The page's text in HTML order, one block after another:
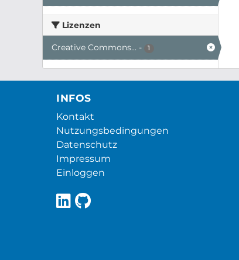
Lizenzen
Creative Commons... - 1
INFOS
Kontakt
Nutzungsbedingungen
Datenschutz
Impressum
Einloggen